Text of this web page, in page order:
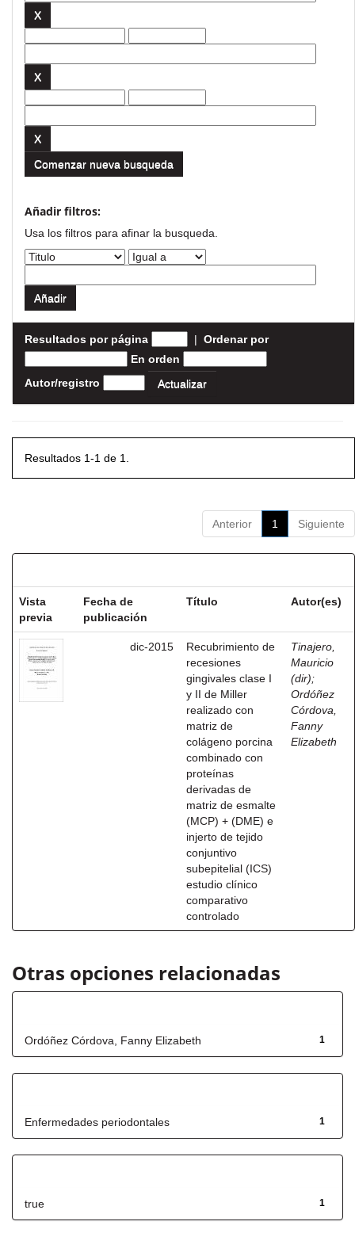
Comenzar nueva busqueda
Añadir filtros:
Usa los filtros para afinar la busqueda.
Resultados por página | Ordenar por
En orden
Autor/registro
Resultados 1-1 de 1.
Anterior 1 Siguiente
Vista
previa
Fecha de
publicación
Título Autor(es)
dic-2015
Recubrimiento de
recesiones
gingivales clase I
y II de Miller
realizado con
matriz de
colágeno porcina
combinado con
proteínas
derivadas de
matriz de esmalte
(MCP) + (DME) e
injerto de tejido
conjuntivo
subepitelial (ICS)
estudio clínico
comparativo
controlado
Tinajero,
Mauricio
(dir);
Ordóñez
Córdova,
Fanny
Elizabeth
Otras opciones relacionadas
1
Ordóñez Córdova, Fanny Elizabeth
1
Enfermedades periodontales
1
true